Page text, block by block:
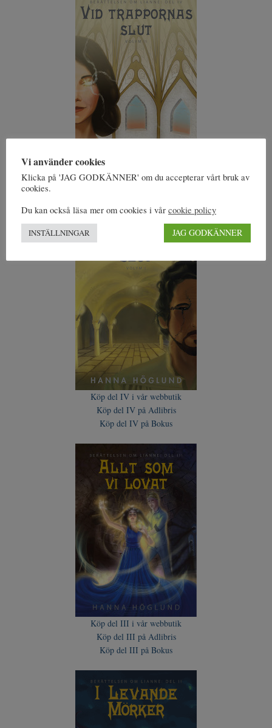
Köp del V i vår webbutik
Köp del V på Adlibris
Köp del IV i vår webbutik
Köp del IV på Adlibris
Köp del IV på Bokus
Köp del III i vår webbutik
Köp del III på Adlibris
Köp del III på Bokus
Vi använder cookies
Klicka på 'JAG GODKÄNNER' om du accepterar vårt bruk av
cookies.
Du kan också läsa mer om cookies i vår cookie policy
INSTÄLLNINGAR JAG GODKÄNNER